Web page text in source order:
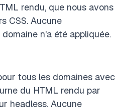
rendu, que nous avons
CSS. Aucune
n'a été appliquée.
tous les domaines avec
du HTML rendu par
headless. Aucune